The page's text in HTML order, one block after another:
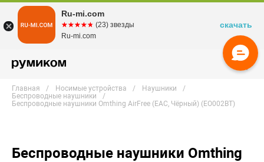
Главная Носимые устройства
Наушники
Беспроводные наушники
Беспроводные наушники Omthing AirFree (EAC, Чёрный) (EO002BT)
Беспроводные наушники Omthing
Ru-mi.com
☆☆☆☆☆
★★★★★ (23) звезды
Ru-mi.com
скачать